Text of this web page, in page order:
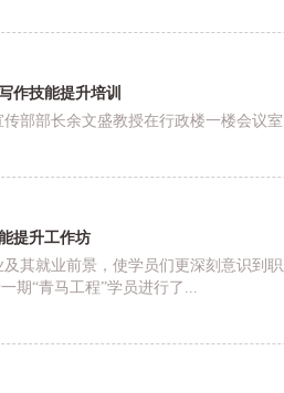
作技能提升培训
部部长余文盛教授在行政楼一楼会议
提升工作坊
其就业前景，使学员们更深刻意识到
期“青马工程”学员进行了...